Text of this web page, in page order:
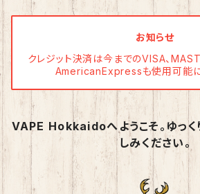
お知らせ
クレジット決済は今までのVISA、
AmericanExpressも使用可能に
VAPE Hokkaidoへようこそ。ゆっく
しみください。